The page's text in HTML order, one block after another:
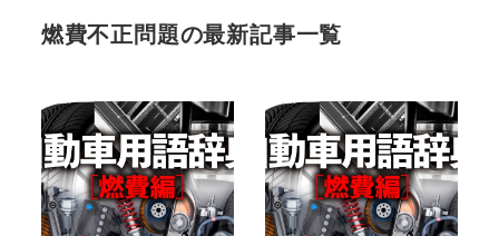
燃費不正問題の最新記事一覧